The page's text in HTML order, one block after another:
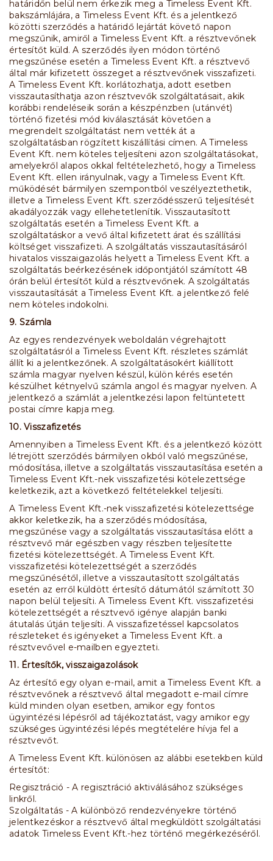
határidőn belül nem érkezik meg a Timeless Event Kft.
bakszámlájára, a Timeless Event Kft. és a jelentkező
közötti szerződés a határidő lejártát követő napon
megszűnik, amiről a Timeless Event Kft. a résztvevőnek
értesítőt küld. A szerződés ilyen módon történő
megszűnése esetén a Timeless Event Kft. a résztvevő
által már kifizetett összeget a résztvevőnek visszafizeti.
A Timeless Event Kft. korlátozhatja, adott esetben
visszautasíthatja azon résztvevők szolgáltatásait, akik
korábbi rendeléseik során a készpénzben (utánvét)
történő fizetési mód kiválasztását követően a
megrendelt szolgáltatást nem vették át a
szolgáltatásban rögzített kiszállítási címen. A Timeless
Event Kft. nem köteles teljesíteni azon szolgáltatásokat,
amelyekről alapos okkal feltételezhető, hogy a Timeless
Event Kft. ellen irányulnak, vagy a Timeless Event Kft.
működését bármilyen szempontból veszélyeztethetik,
illetve a Timeless Event Kft. szerződésszerű teljesítését
akadályozzák vagy ellehetetlenítik. Visszautasított
szolgáltatás esetén a Timeless Event Kft. a
szolgáltatáskor a vevő által kifizetett árat és szállítási
költséget visszafizeti. A szolgáltatás visszautasításáról
hivatalos visszaigazolás helyett a Timeless Event Kft. a
szolgáltatás beérkezésének időpontjától számított 48
órán belül értesítőt küld a résztvevőnek. A szolgáltatás
visszautasítását a Timeless Event Kft. a jelentkező felé
nem köteles indokolni.
9. Számla
Az egyes rendezvények weboldalán végrehajtott
szolgáltatásról a Timeless Event Kft. részletes számlát
állít ki a jelentkezőnek. A szolgáltatásokért kiállított
számla magyar nyelven készül, külön kérés esetén
készülhet kétnyelvű számla angol és magyar nyelven. A
jelentkező a számlát a jelentkezési lapon feltüntetett
postai címre kapja meg.
10. Visszafizetés
Amennyiben a Timeless Event Kft. és a jelentkező között
létrejött szerződés bármilyen okból való megszűnése,
módosítása, illetve a szolgáltatás visszautasítása esetén a
Timeless Event Kft.-nek visszafizetési kötelezettsége
keletkezik, azt a következő feltételekkel teljesíti.
A Timeless Event Kft.-nek visszafizetési kötelezettsége
akkor keletkezik, ha a szerződés módosítása,
megszűnése vagy a szolgáltatás visszautasítása előtt a
résztvevő már egészben vagy részben teljesítette
fizetési kötelezettségét. A Timeless Event Kft.
visszafizetési kötelezettségét a szerződés
megszűnésétől, illetve a visszautasított szolgáltatás
esetén az erről küldött értesítő dátumától számított 30
napon belül teljesíti. A Timeless Event Kft. visszafizetési
kötelezettségét a résztvevő igénye alapján banki
átutalás útján teljesíti. A visszafizetéssel kapcsolatos
részleteket és igényeket a Timeless Event Kft. a
résztvevővel e-mailben egyezteti.
11. Értesítők, visszaigazolások
Az értesítő egy olyan e-mail, amit a Timeless Event Kft. a
résztvevőnek a résztvevő által megadott e-mail címre
küld minden olyan esetben, amikor egy fontos
ügyintézési lépésről ad tájékoztatást, vagy amikor egy
szükséges ügyintézési lépés megtételére hívja fel a
résztvevőt.
A Timeless Event Kft. különösen az alábbi esetekben küld
értesítőt:
Regisztráció - A regisztráció aktiválásához szükséges
linkről.
Szolgáltatás - A különböző rendezvényekre történő
jelentkezéskor a résztvevő által megküldött szolgáltatási
adatok Timeless Event Kft.-hez történő megérkezéséről.